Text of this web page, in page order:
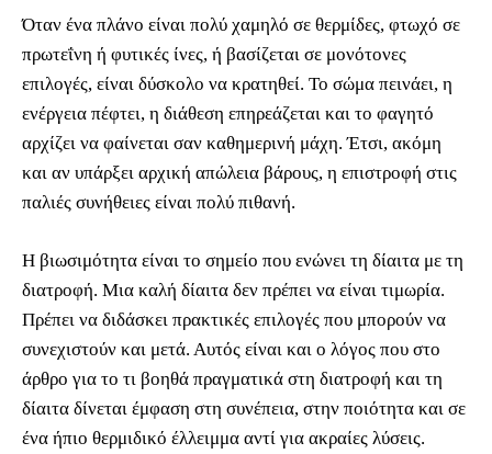
Όταν ένα πλάνο είναι πολύ χαμηλό σε θερμίδες, φτωχό σε
πρωτεΐνη ή φυτικές ίνες, ή βασίζεται σε μονότονες
επιλογές, είναι δύσκολο να κρατηθεί. Το σώμα πεινάει, η
ενέργεια πέφτει, η διάθεση επηρεάζεται και το φαγητό
αρχίζει να φαίνεται σαν καθημερινή μάχη. Έτσι, ακόμη
και αν υπάρξει αρχική απώλεια βάρους, η επιστροφή στις
παλιές συνήθειες είναι πολύ πιθανή.
Η βιωσιμότητα είναι το σημείο που ενώνει τη δίαιτα με τη
διατροφή. Μια καλή δίαιτα δεν πρέπει να είναι τιμωρία.
Πρέπει να διδάσκει πρακτικές επιλογές που μπορούν να
συνεχιστούν και μετά. Αυτός είναι και ο λόγος που στο
άρθρο για το τι βοηθά πραγματικά στη διατροφή και τη
δίαιτα δίνεται έμφαση στη συνέπεια, στην ποιότητα και σε
ένα ήπιο θερμιδικό έλλειμμα αντί για ακραίες λύσεις.